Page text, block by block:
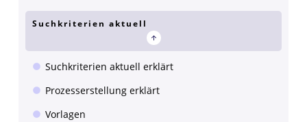
Suchkriterien aktuell
Suchkriterien aktuell erklärt
Prozesserstellung erklärt
Vorlagen